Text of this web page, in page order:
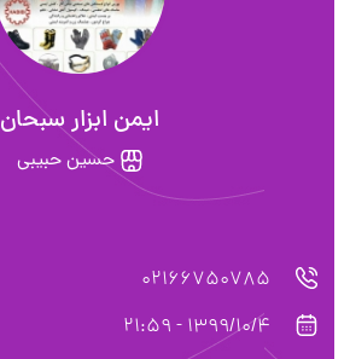
ایمن ابزار سبحان
حسین حبیبی
02166750785
1399/10/4 - 21:59